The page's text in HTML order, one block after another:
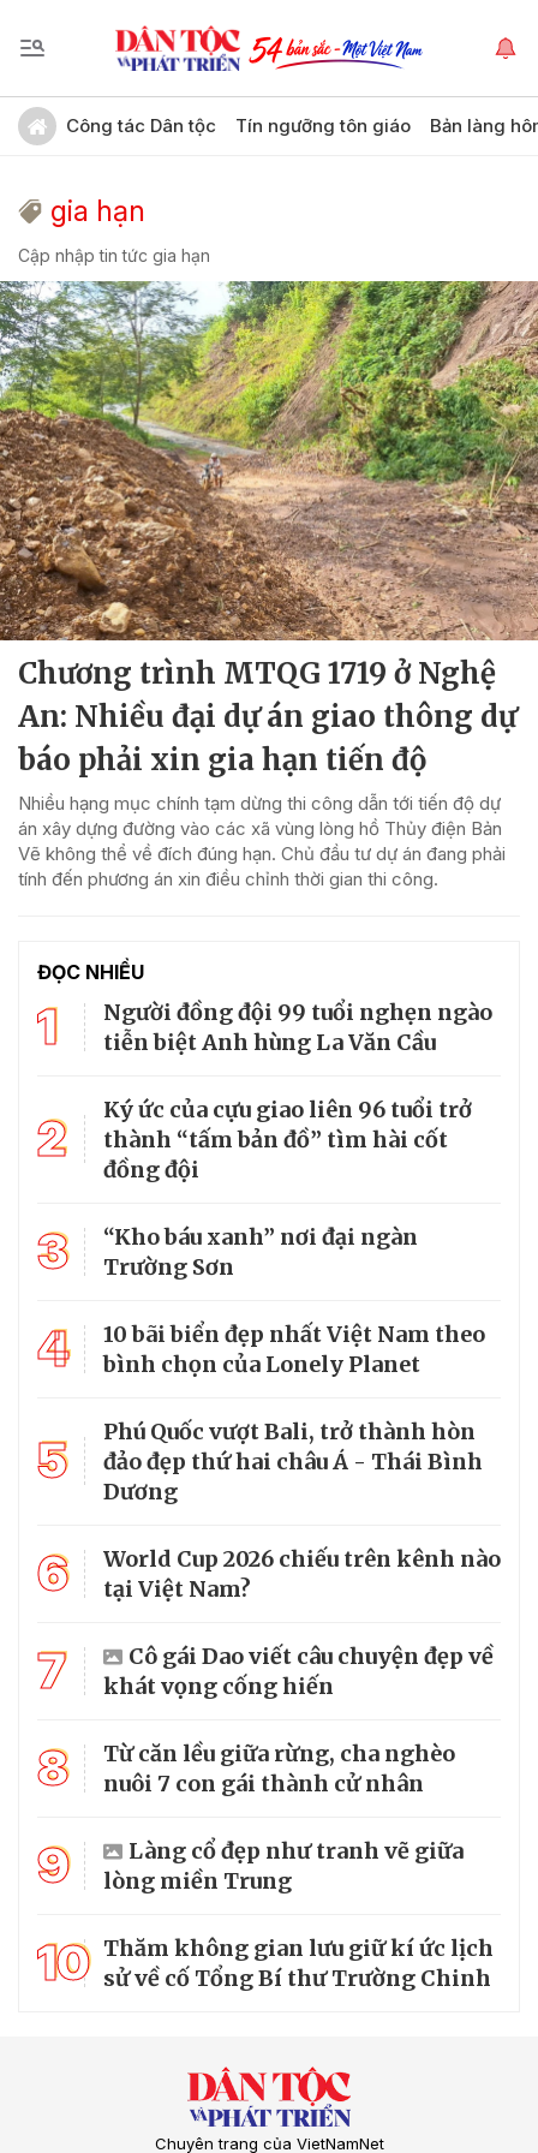
Công tác Dân tộc Tín ngưỡng tôn giáo Bản làng
gia hạn
Cập nhập tin tức gia hạn
Chương trình MTQG 1719 ở Nghệ
An: Nhiều đại dự án giao thông dự
báo phải xin gia hạn tiến độ
Nhiều hạng mục chính tạm dừng thi công dẫn tới tiến độ dự
án xây dựng đường vào các xã vùng lòng hồ Thủy điện Bản
Vẽ không thể về đích đúng hạn. Chủ đầu tư dự án đang phải
tính đến phương án xin điều chỉnh thời gian thi công.
ĐỌC NHIỀU
1
Người đồng đội 99 tuổi nghẹn ngào
tiễn biệt Anh hùng La Văn Cầu
2
Ký ức của cựu giao liên 96 tuổi trở
thành “tấm bản đồ” tìm hài cốt
đồng đội
3
“Kho báu xanh” nơi đại ngàn
Trường Sơn
4
10 bãi biển đẹp nhất Việt Nam theo
bình chọn của Lonely Planet
5
Phú Quốc vượt Bali, trở thành hòn
đảo đẹp thứ hai châu Á - Thái Bình
Dương
6
World Cup 2026 chiếu trên kênh nào
tại Việt Nam?
7
Cô gái Dao viết câu chuyện đẹp về
khát vọng cống hiến
8
Từ căn lều giữa rừng, cha nghèo
nuôi 7 con gái thành cử nhân
9
Làng cổ đẹp như tranh vẽ giữa
lòng miền Trung
10 Thăm không gian lưu giữ kí ức lịch
sử về cố Tổng Bí thư Trường Chinh
Chuyên trang của VietNamNet